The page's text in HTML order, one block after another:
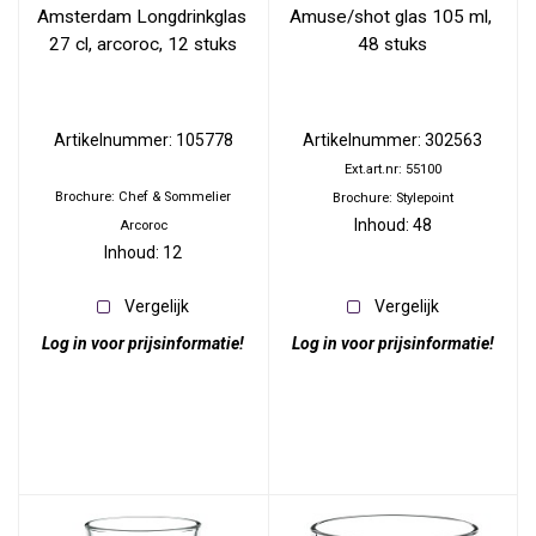
Amsterdam Longdrinkglas
27 cl, arcoroc, 12 stuks
Artikelnummer: 105778
Brochure: Chef & Sommelier
Arcoroc
Inhoud: 12
Vergelijk
Log in voor prijsinformatie!
Amuse/shot glas 105 ml,
48 stuks
Artikelnummer: 302563
Ext.art.nr: 55100
Brochure: Stylepoint
Inhoud: 48
Vergelijk
Log in voor prijsinformatie!